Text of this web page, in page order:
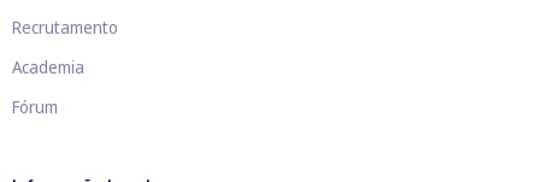
Recrutamento
Academia
Fórum